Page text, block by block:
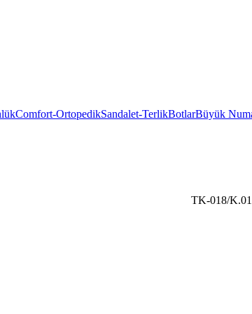
Comfort-OrtopedikSandalet-TerlikBotlarBüyük
TK-018/